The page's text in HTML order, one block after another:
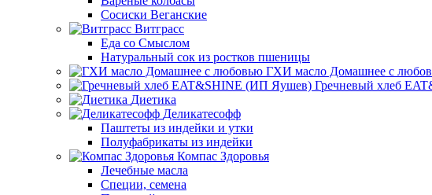
Сосиски Веганские
Витграсс
Еда со Смыслом
Натуральный сок из ростков пшеницы
ГХИ масло Домашнее с
Гречневый хлеб
Диетика
Деликатесофф
Паштеты из индейки и утки
Полуфабрикаты из индейки
Компас Здоровья
Лечебные масла
Специи, семена